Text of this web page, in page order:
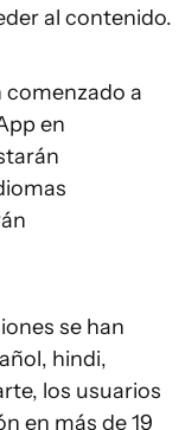
al contenido.
comenzado a
en
se han
hindi,
los usuarios
en más de 19